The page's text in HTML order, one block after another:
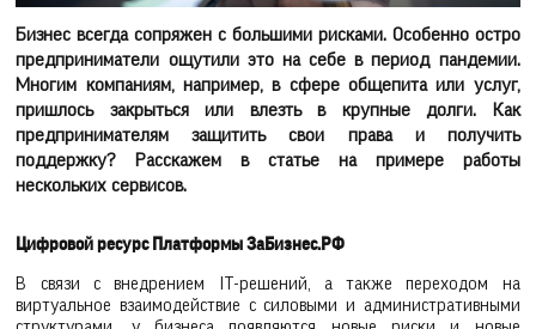
Бизнес всегда сопряжен с большими рисками. Особенно остро
предприниматели ощутили это на себе в период пандемии.
Многим компаниям, например, в сфере общепита или услуг,
пришлось закрыться или влезть в крупные долги. Как
предпринимателям защитить свои права и получить
поддержку? Расскажем в статье на примере работы
нескольких сервисов.
Цифровой ресурс Платформы ЗаБизнес.РФ
В связи с внедрением IT-решений, а также переходом на
виртуальное взаимодействие с силовыми и административными